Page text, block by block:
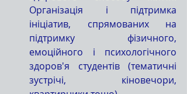
Організація і підтримка
ініціатив, спрямованих на
підтримку фізичного,
емоційного і психологічного
здоров'я студентів (тематичні
зустрічі, кіновечори,